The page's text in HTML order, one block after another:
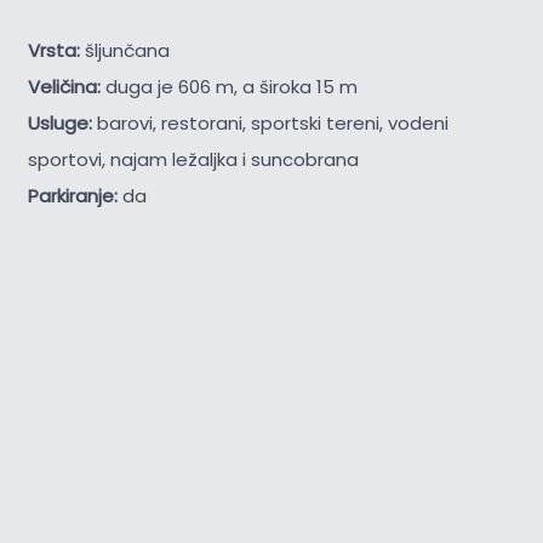
Vrsta:šljunčana
Veličina:duga je 606 m, a široka 15 m
Usluge:barovi, restorani, sportski tereni, vodeni
sportovi, najam ležaljka i suncobrana
Parkiranje:da